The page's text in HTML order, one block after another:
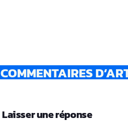
COMMENTAIRES
Laisser une réponse